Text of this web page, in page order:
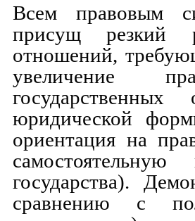
Всем правовым
присущ резкий
отношений,
увеличение
юридической
ориентация на
государства).
сравнению с